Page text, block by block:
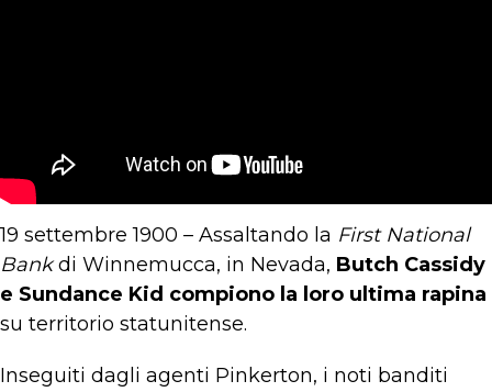
19 settembre 1900 – Assaltando la First National
Bankdi Winnemucca, in Nevada, Butch Cassidy
e Sundance Kid compiono la loro ultima rapina
su territorio statunitense.
Inseguiti dagli agenti Pinkerton, i noti banditi